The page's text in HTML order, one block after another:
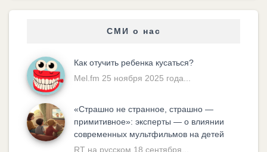
СМИ о нас
Как отучить ребенка кусаться?
Mel.fm 25 ноября 2025 года...
«Cтрашно не странное, страшно —
примитивное»: эксперты — о влиянии
современных мультфильмов на детей
RT на русском 18 сентября...